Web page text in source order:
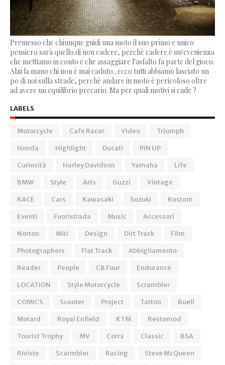
Premesso che chiunque guidi una moto il suo primo e unico
pensiero sarà quello di non cadere, perchè cadere è un'evenienza
che mettiamo in conto e che assaggiare l'asfalto fa parte del gioco.
Alzi la mano chi non è mai caduto...ecco tutti abbiamo lasciato un
po di noi sulla strade, perchè andare in moto è pericoloso oltre
ad avere un equilibrio precario. Ma per quali motivi si cade ?
LABELS
Motorcycle Cafe Racer Video
Triumph
Honda
Highlight Ducati
PIN UP
Curiosità
Harley Davidson Yamaha
Life
BMW
Style Arts Guzzi
Vintage
RACE
Cars Kawasaki Suzuki
Kustom
Eventi
Fuoristrada Music
Accessori
Norton
Miti Design Dirt Track
Film
Photographers
Flat Track
Abbigliamento
Reader
People CB Four
Endurance
LOCATION
Style Motorcycle
Scrambler
COMICS
Scooter Project Tattoo
Buell
Motard
Royal Enfield KTM
Restomod
Tourist Trophy
MV Corra Classic
BSA
Riviste
Scarmbler Racing
Steve McQueen